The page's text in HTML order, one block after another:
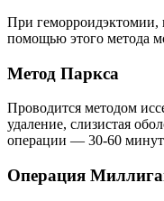
При геморроидэктомии,
помощью этого метода
Метод Паркса
Проводится методом
удаление, слизистая
операции — 30-60
Операция